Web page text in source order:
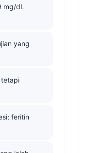
mg/dL
yang
tetapi
feritin